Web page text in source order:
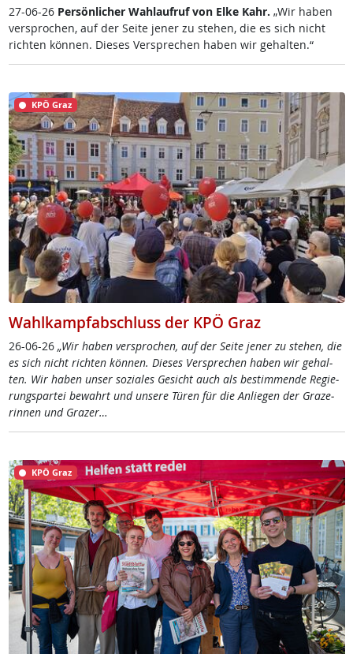
27-06-26 Per­sön­li­cher Wahl­auf­ruf von El­ke Kahr. „Wir ha­ben
ver­spro­chen, auf der Sei­te je­ner zu ste­hen, die es sich nicht
rich­ten kön­nen. Die­ses Ver­sp­re­chen ha­ben wir ge­hal­ten.“
KPÖ Graz
Wahlkampfabschluss der KPÖ Graz
26-06-26 „Wir ha­ben ver­spro­chen, auf der Sei­te je­ner zu ste­hen, die
es sich nicht rich­ten kön­nen. Die­ses Ver­sp­re­chen ha­ben wir ge­hal­
ten. Wir ha­ben un­ser so­zia­les Ge­sicht auch als be­stim­men­de Re­gie­
rung­s­par­tei be­wahrt und un­se­re Tü­ren für die An­lie­gen der Gra­ze­
rin­nen und Gra­zer…
KPÖ Graz